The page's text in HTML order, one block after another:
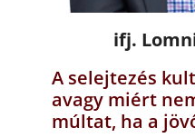
ifj.
A selejtezés
avagy miért
múltat, ha a